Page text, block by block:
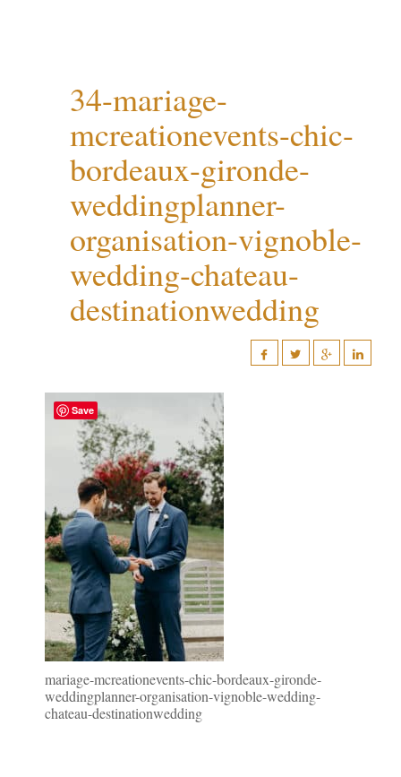
34-mariage-
mcreationevents-chic-
bordeaux-gironde-
weddingplanner-
organisation-vignoble-
wedding-chateau-
destinationwedding
mariage-mcreationevents-chic-bordeaux-gironde-
weddingplanner-organisation-vignoble-wedding-
chateau-destinationwedding
Save